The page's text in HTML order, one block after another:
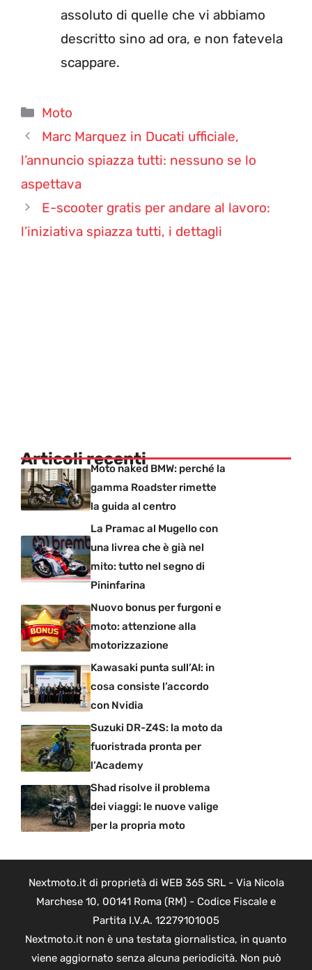
assoluto di quelle che vi abbiamo
descritto sino ad ora, e non fatevela
scappare.
Categorie
Moto
Marc Marquez in Ducati ufficiale,
l’annuncio spiazza tutti: nessuno se lo
aspettava
E-scooter gratis per andare al lavoro:
l’iniziativa spiazza tutti, i dettagli
Articoli recentiMoto naked BMW: perché la
gamma Roadster rimette
la guida al centro
La Pramac al Mugello con
una livrea che è già nel
mito: tutto nel segno di
Pininfarina
Nuovo bonus per furgoni e
moto: attenzione alla
motorizzazione
Kawasaki punta sull’AI: in
cosa consiste l’accordo
con Nvidia
Suzuki DR-Z4S: la moto da
fuoristrada pronta per
l’Academy
Shad risolve il problema
dei viaggi: le nuove valige
per la propria moto
Nextmoto.it di proprietà di WEB 365 SRL - Via Nicola
Marchese 10, 00141 Roma (RM) - Codice Fiscale e
Partita I.V.A. 12279101005
Nextmoto.it non è una testata giornalistica, in quanto
viene aggiornato senza alcuna periodicità. Non può